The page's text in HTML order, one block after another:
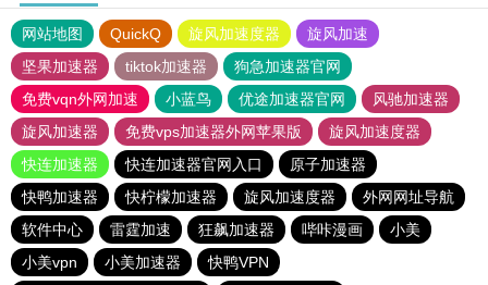
网站地图 QuickQ 旋风加速度器
旋风加速
坚果加速器
tiktok加速器
狗急加速器官网
免费vqn外网加速
小蓝鸟 优途加速器官网
风驰加速器
旋风加速器
免费vps加速器外网苹果版
旋风加速度器
快连加速器
快连加速器官网入口
原子加速器
快鸭加速器
快柠檬加速器 旋风加速度器
外网网址导航
软件中心
雷霆加速 狂飙加速器 哔咔漫画
小美
小美vpn
小美加速器
快鸭VPN